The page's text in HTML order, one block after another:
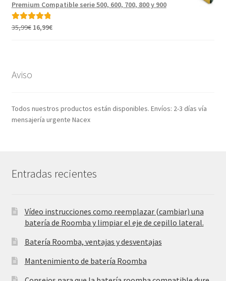
35,99€.
17,22€.
Premium Compatible serie 500, 600, 700, 800 y 900
Valorado con
35,99€ El
16,99€El
Aviso
Todos nuestros productos están disponibles. Envíos: 2-3 días vía
mensajería urgente Nacex
Entradas recientes
Vídeo instrucciones como reemplazar (cambiar) una
batería de Roomba y limpiar el eje de cepillo lateral.
Batería Roomba, ventajas y desventajas
Mantenimiento de batería Roomba